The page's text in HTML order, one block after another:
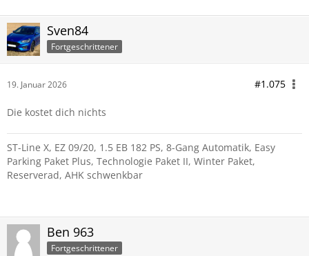
Sven84
Fortgeschrittener
19. Januar 2026 #1.075
Die kostet dich nichts
ST-Line X, EZ 09/20, 1.5 EB 182 PS, 8-Gang Automatik, Easy
Parking Paket Plus, Technologie Paket II, Winter Paket,
Reserverad, AHK schwenkbar
Ben 963
Fortgeschrittener